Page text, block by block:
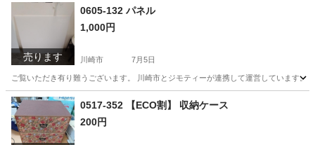
神奈川 川崎市 リユース
売ります
0605-132 パネル
1,000円
川崎市 7月5日
ご覧いただき有り難うございます。 川崎市とジモティーが連携して運営していま
神奈川 川崎市 リユース
0517-352 【ECO割】 収納ケース
200円